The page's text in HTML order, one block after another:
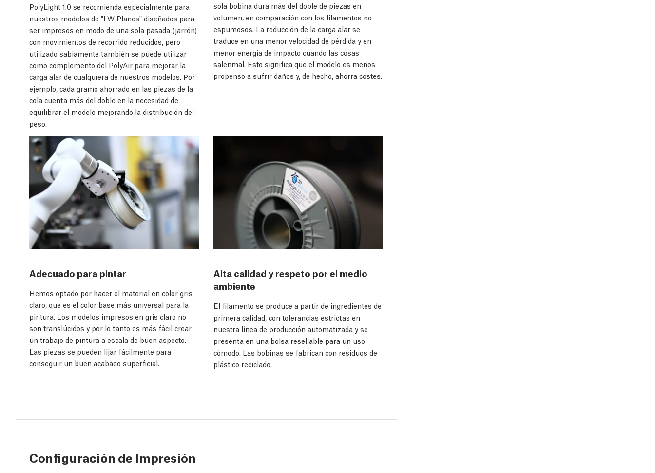
PolyLight 1.0 se recomienda especialmente para
nuestros modelos de "LW Planes" diseñados para
ser impresos en modo de una sola pasada (jarrón)
con movimientos de recorrido reducidos, pero
utilizado sabiamente también se puede utilizar
como complemento del PolyAir para mejorar la
carga alar de cualquiera de nuestros modelos. Por
ejemplo, cada gramo ahorrado en las piezas de la
cola cuenta más del doble en la necesidad de
equilibrar el modelo mejorando la distribución del
peso.
sola bobina dura más del doble de piezas en
volumen, en comparación con los filamentos no
espumosos. La reducción de la carga alar se
traduce en una menor velocidad de pérdida y en
menor energía de impacto cuando las cosas
salenmal. Esto significa que el modelo es menos
propenso a sufrir daños y, de hecho, ahorra costes.
Adecuado para pintar
Hemos optado por hacer el material en color gris
claro, que es el color base más universal para la
pintura. Los modelos impresos en gris claro no
son translúcidos y por lo tanto es más fácil crear
un trabajo de pintura a escala de buen aspecto.
Las piezas se pueden lijar fácilmente para
conseguir un buen acabado superficial.
Alta calidad y respeto por el medio
ambiente
El filamento se produce a partir de ingredientes de
primera calidad, con tolerancias estrictas en
nuestra línea de producción automatizada y se
presenta en una bolsa resellable para un uso
cómodo. Las bobinas se fabrican con residuos de
plástico reciclado.
Configuración de Impresión